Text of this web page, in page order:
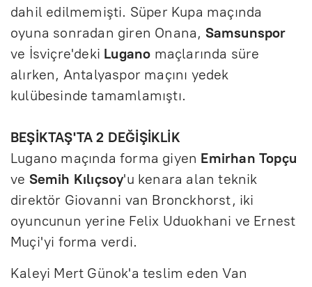
dahil edilmemişti. Süper Kupa maçında
oyuna sonradan giren Onana, Samsunspor
ve İsviçre'deki Lugano maçlarında süre
alırken, Antalyaspor maçını yedek
kulübesinde tamamlamıştı.
BEŞİKTAŞ'TA 2 DEĞİŞİKLİK
Lugano maçında forma giyen Emirhan Topçu
ve Semih Kılıçsoy'u kenara alan teknik
direktör Giovanni van Bronckhorst, iki
oyuncunun yerine Felix Uduokhani ve Ernest
Muçi'yi forma verdi.
Kaleyi Mert Günok'a teslim eden Van